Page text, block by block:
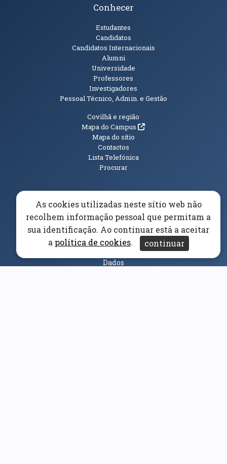
Conhecer
Estudantes
Candidatos
Candidatos Internacionais
Alumni
Universidade
Professores
Investigadores
Pessoal Técnico, Admin. e Gestão
Informações Adicionais
Covilhã e região
Mapa do Campus(abre em nova janela)
Mapa do sítio
Contactos
Lista Telefónica
Procurar
Elogios, Sugestões e Reclamações Livro Amarelo(abre em
Canal Denúncia(abre em nova janela)
Aviso/Privacidade
Proteção de
Dados
As cookies utilizadas neste sítio web não
recolhem informação pessoal que permitam a
sua identificação. Ao continuar está a aceitar
a política de cookies. continuar